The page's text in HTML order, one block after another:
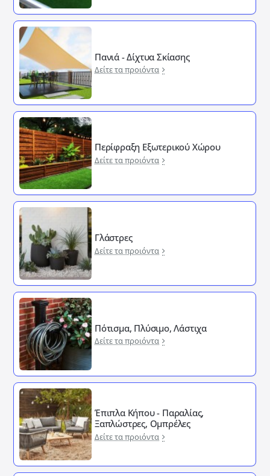
Πανιά - Δίχτυα Σκίασης
Δείτε τα προιόντα
Περίφραξη Εξωτερικού Χώρου
Δείτε τα προιόντα
Γλάστρες
Δείτε τα προιόντα
Πότισμα, Πλύσιμο, Λάστιχα
Δείτε τα προιόντα
Έπιπλα Κήπου - Παραλίας,
Ξαπλώστρες, Ομπρέλες
Δείτε τα προιόντα